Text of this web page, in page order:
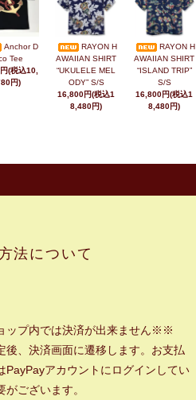
Anchor D
Tee
(税込10,
円)
RAYON H
AWAIIAN SHIRT
“UKULELE MEL
ODY” S/S
16,800円(税込1
8,480円)
RAYON H
AWAIIAN SHIRT
“ISLAND TRIP”
S/S
16,800円(税込1
8,480円)
法について
プ内では決済が出来ません※※
後、決済画面に遷移します。お支払
PayPayアカウントにログインしてい
がございます。